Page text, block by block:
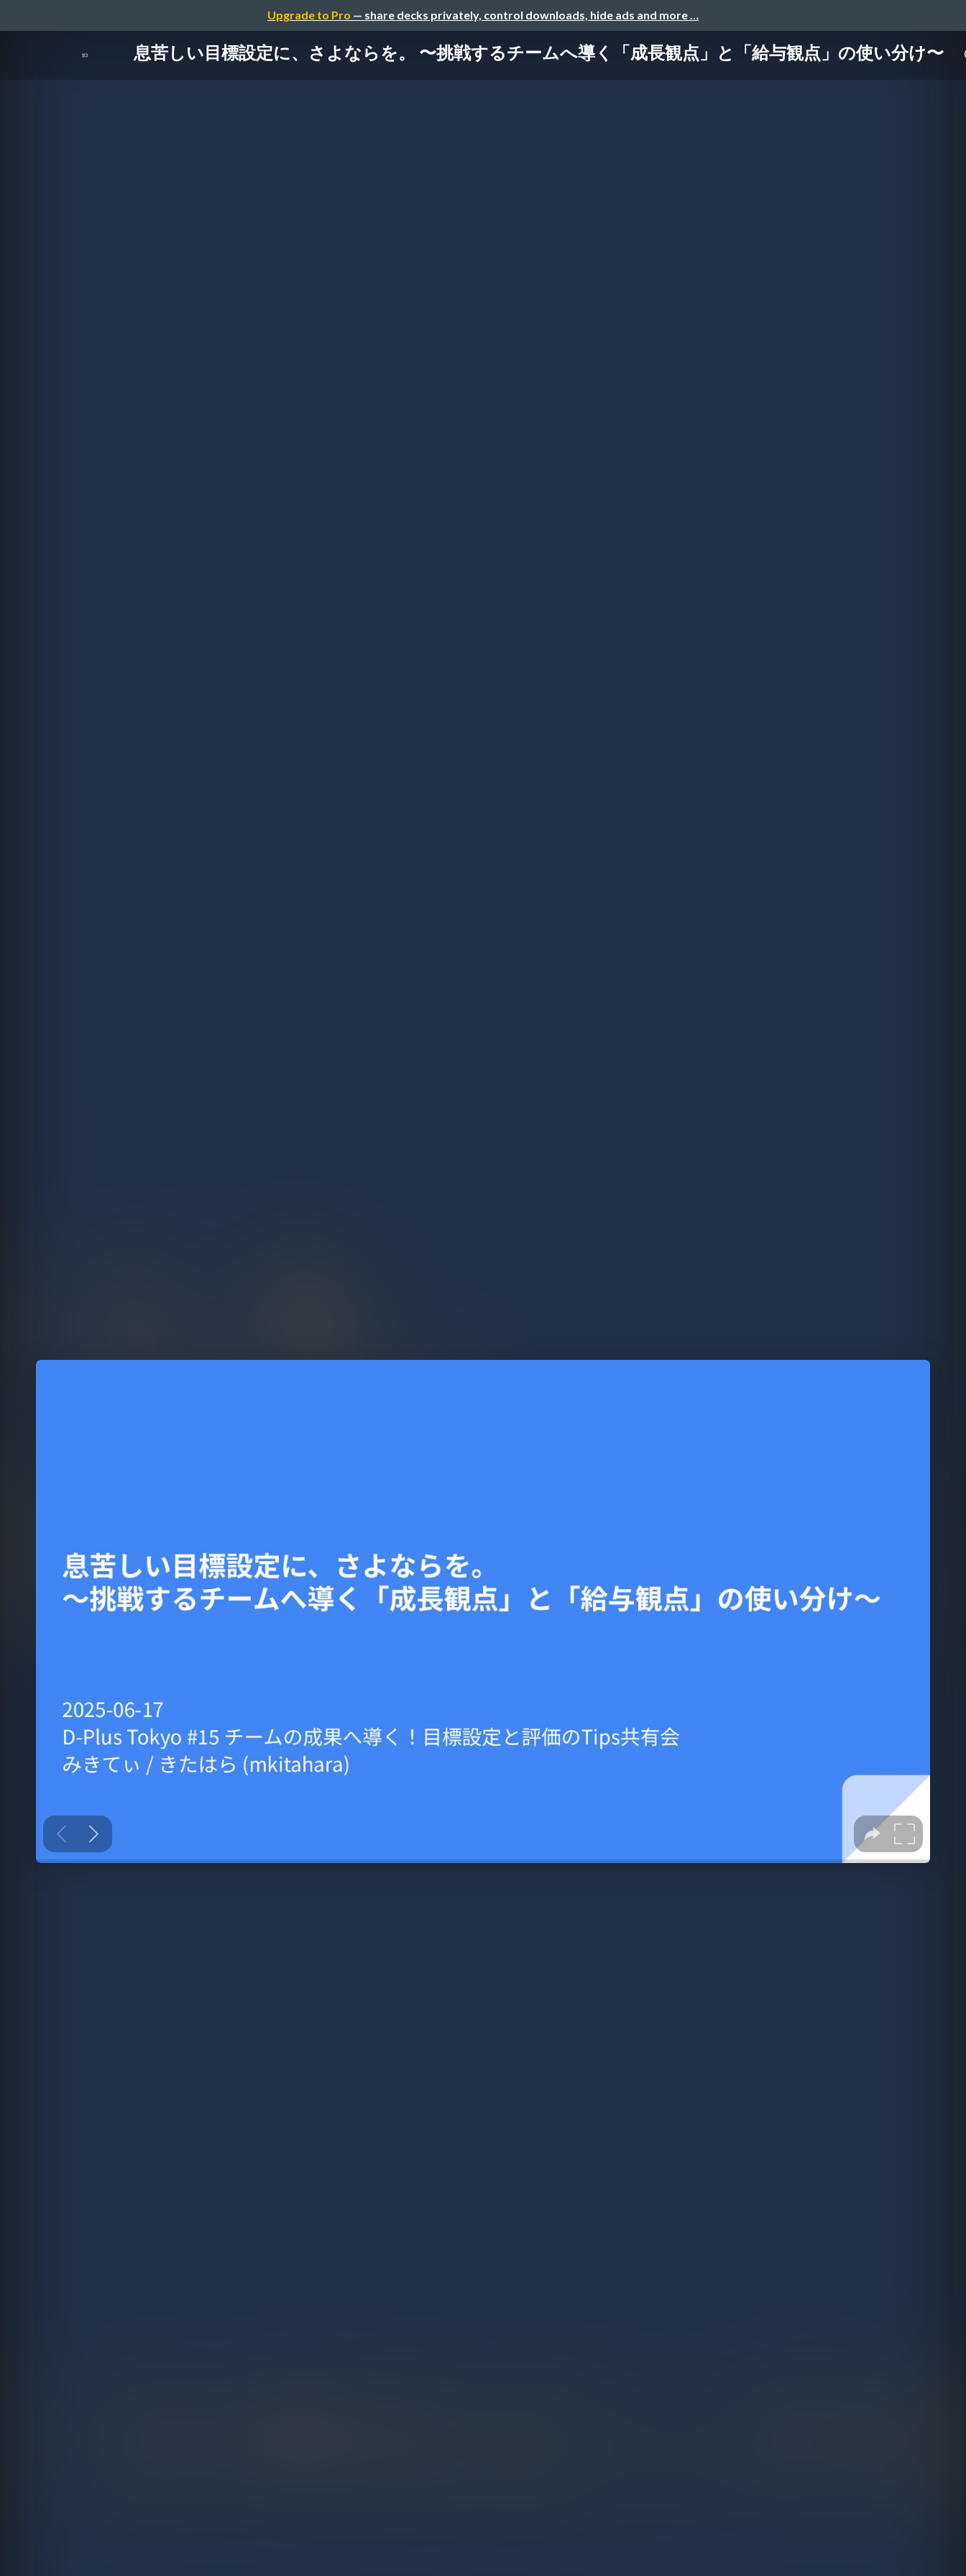
Upgrade to Pro — share decks privately, control downloads, hide ads and more …
息苦しい目標設定に、さよならを。 〜挑戦するチームへ導く「成長観点」と「給与観点」の使い分け〜